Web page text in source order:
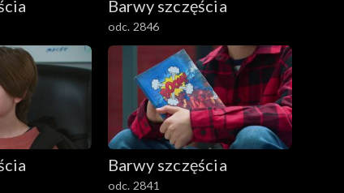
Barwy szczęścia
odc. 2846
Barwy szczęścia
odc. 2841